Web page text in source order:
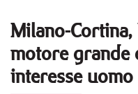
Milano-
motore grande
interesse